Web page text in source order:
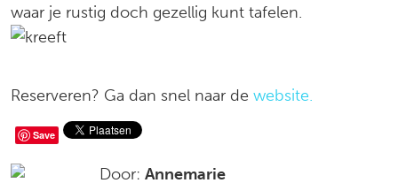
waar je rustig doch gezellig kunt tafelen.
Reserveren? Ga dan snel naar de website.
Deel
op
Save
Door: Annemarie